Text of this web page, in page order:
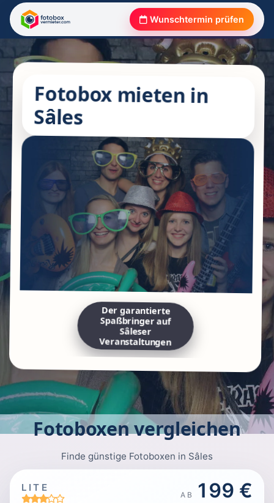
Wunschtermin prüfen
Fotobox mieten in
Sâles
Der garantierte
Spaßbringer auf
Sâleser
Veranstaltungen
Fotoboxen vergleichen
Finde günstige Fotoboxen in Sâles
LITE
AB 199 €